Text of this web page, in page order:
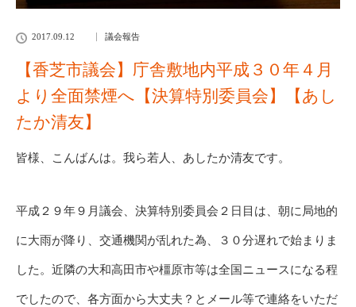
2017.09.12 議会報告
【香芝市議会】庁舎敷地内平成３０年４月
より全面禁煙へ【決算特別委員会】【あし
たか清友】
皆様、こんばんは。我ら若人、あしたか清友です。
平成２９年９月議会、決算特別委員会２日目は、朝に局地的
に大雨が降り、交通機関が乱れた為、３０分遅れで始まりま
した。近隣の大和高田市や橿原市等は全国ニュースになる程
でしたので、各方面から大丈夫？とメール等で連絡をいただ